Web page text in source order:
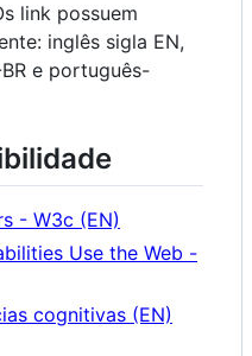
link possuem
inglês sigla EN,
e português-
- W3c (EN)
Use the Web -
cognitivas (EN)